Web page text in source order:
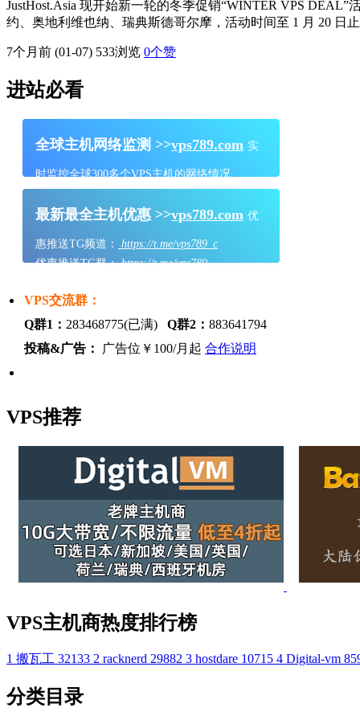
JustHost.Asia 现开始新一轮的冬季促销“WINTER VPS
约、奥地利维也纳、瑞典斯德哥尔摩，活动时间至 1 月 20 日
7个月前 (01-07) 533浏览 0个赞
进站必看
全球主机网络监测 >>vps789.com 实
时监控全球300多个VPS主机的网络情况
最新最全主机优惠 >>vps789.com 优
惠推送TG频道：
https://t.me/vps789_c
优惠推送TG群：https://t.me/vps789
VPS交流群：
Q群1： 283468775(已满) Q群2： 883641794
投稿&广告：
广告位￥100/月起 合作说明
VPS推荐
VPS主机商热度排行榜
1 搬瓦工 32133 2 racknerd 29882 3 hostdare 10715 4 Digital-vm
分类目录